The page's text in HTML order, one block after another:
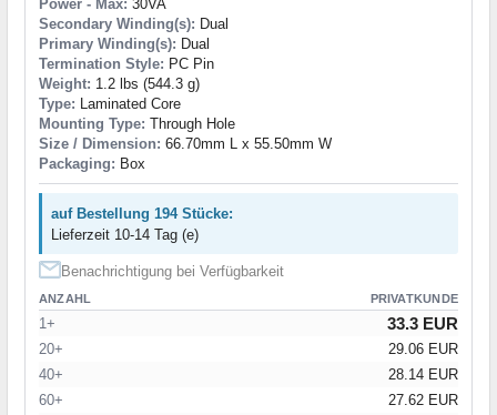
Power - Max: 30VA
Secondary Winding(s): Dual
Primary Winding(s): Dual
Termination Style: PC Pin
Weight: 1.2 lbs (544.3 g)
Type: Laminated Core
Mounting Type: Through Hole
Size / Dimension: 66.70mm L x 55.50mm W
Packaging: Box
auf Bestellung 194 Stücke:
Lieferzeit 10-14 Tag (e)
Benachrichtigung bei Verfügbarkeit
ANZAHL PRIVATKUNDE
1+ 33.3 EUR
20+
29.06 EUR
40+
28.14 EUR
60+
27.62 EUR